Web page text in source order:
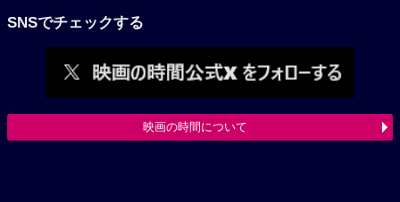
SNSでチェックする
映画の時間について